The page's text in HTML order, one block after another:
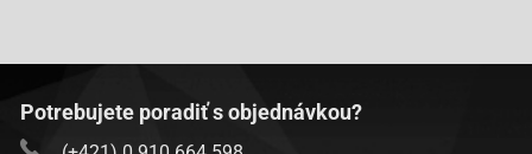
Potrebujete poradiť s objednávkou?